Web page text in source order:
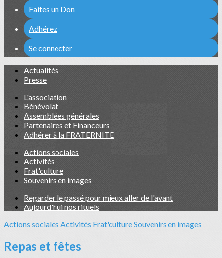
Faites un Don
Adhérez
Se connecter
Actualités
Presse
L'association
Bénévolat
Assemblées générales
Partenaires et Financeurs
Adhérer à la FRATERNITE
Actions sociales
Activités
Frat'culture
Souvenirs en images
Regarder le passé pour mieux aller de l'avant
Aujourd'hui nos rituels
Actions sociales Activités Frat'cultureSouvenirs en images
Repas et fêtes